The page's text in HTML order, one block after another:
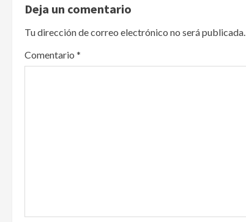
n
a
v
Deja un comentario
Tu dirección de correo electrónico no será publicada.
Comentario *